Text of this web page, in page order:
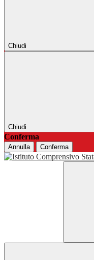
Chiudi
Chiudi
Conferma
Annulla Conferma